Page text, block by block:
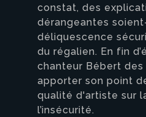
constat, des
dérangeantes
déliquescence
du régalien. En fin
chanteur Bébert des
apporter son point
qualité d'artiste sur
l’insécurité.